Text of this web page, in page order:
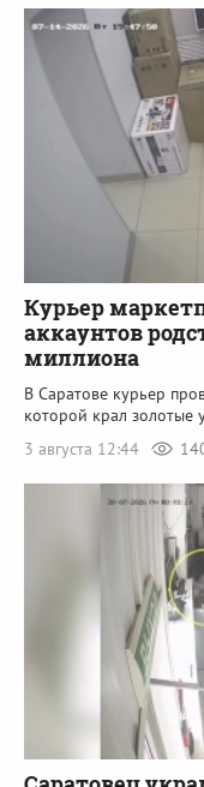
Курьер
аккаунтов
миллиона
В Саратове курьер
которой крал золотые
3 августа 12:44